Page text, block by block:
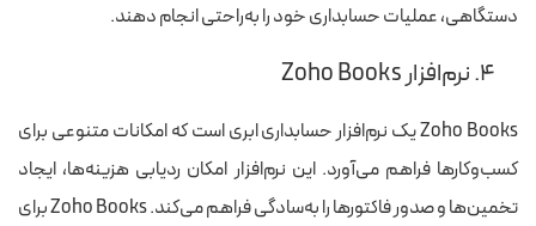
دستگاهی، عملیات حسابداری خود را به‌راحتی انجام دهند.
۴. نرم‌افزار Zoho Books
Zoho Books یک نرم‌افزار حسابداری ابری است که امکانات متنوعی برای
کسب‌وکارها فراهم می‌آورد. این نرم‌افزار امکان ردیابی هزینه‌ها، ایجاد
تخمین‌ها و صدور فاکتورها را به‌سادگی فراهم می‌کند. Zoho Books برای